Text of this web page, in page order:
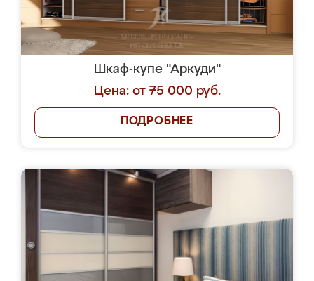
Шкаф-купе "Аркуди"
Цена: от 75 000 руб.
ПОДРОБНЕЕ